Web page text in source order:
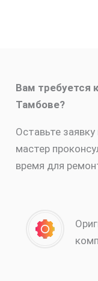
Вам требуется
Тамбове?
Оставьте
мастер
время для